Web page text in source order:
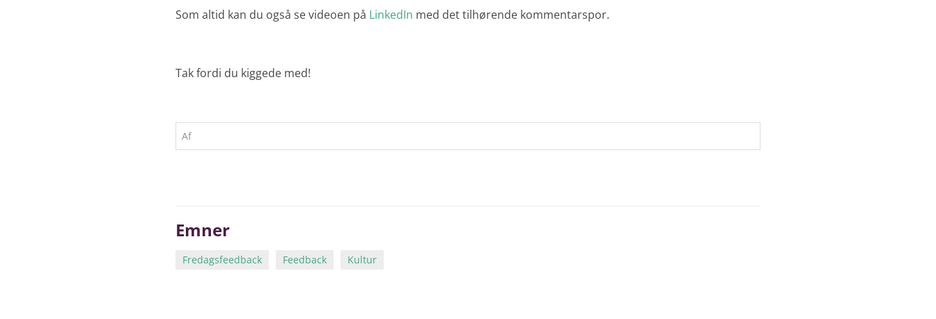
Som altid kan du også se videoen på LinkedIn med det tilhørende kommentarspor.
Tak fordi du kiggede med!
Af
Emner
Fredagsfeedback Feedback Kultur